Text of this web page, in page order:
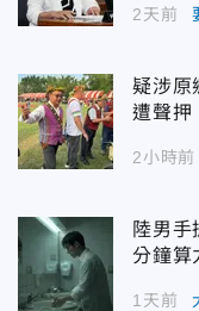
2天前
疑涉原
遭聲押
2小時前
陸男
分鐘算
1天前